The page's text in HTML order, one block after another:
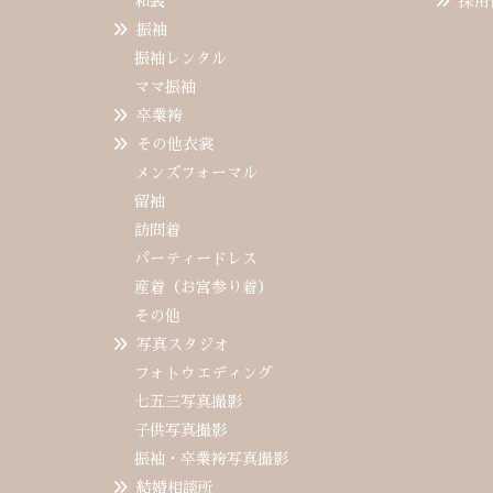
振袖
振袖レンタル
ママ振袖
卒業袴
その他衣裳
メンズフォーマル
留袖
訪問着
パーティードレス
産着（お宮参り着）
その他
写真スタジオ
フォトウエディング
七五三写真撮影
子供写真撮影
振袖・卒業袴写真撮影
結婚相談所